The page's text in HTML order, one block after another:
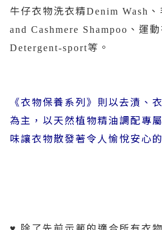
牛仔衣物洗衣精Denim Wash
and Cashmere Shampoo 、運
Detergent-sport等。
《衣物保養系列》則以去漬、
為主，以天然植物精油調配專
味讓衣物散發著令人愉悅安心